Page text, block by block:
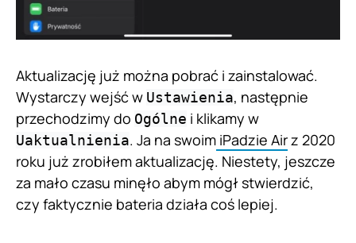
Aktualizację już można pobrać i zainstalować.
Wystarczy wejść w Ustawienia, następnie
przechodzimy do Ogólne i klikamy w
Uaktualnienia. Ja na swoim iPadzie Airz 2020
roku już zrobiłem aktualizację. Niestety, jeszcze
za mało czasu minęło abym mógł stwierdzić,
czy faktycznie bateria działa coś lepiej.